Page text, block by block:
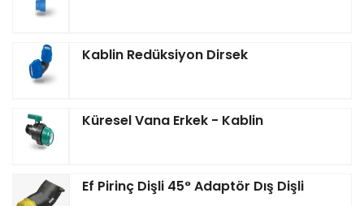
Kablin Redüksiyon Dirsek
Küresel Vana Erkek - Kablin
Ef Pirinç Dişli 45° Adaptör Dış Dişli